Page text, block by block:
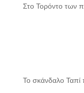
Στο Τορόντο των
Το σκάνδαλο Ταπί